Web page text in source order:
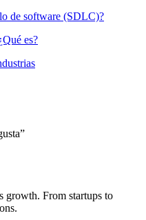
de software (SDLC)?
es?
growth. From startups to